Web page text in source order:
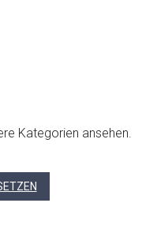
Kategorien ansehen.